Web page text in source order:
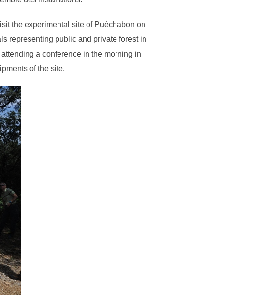
the experimental site of Puéchabon on
representing public and private forest in
a conference in the morning in
of the site.